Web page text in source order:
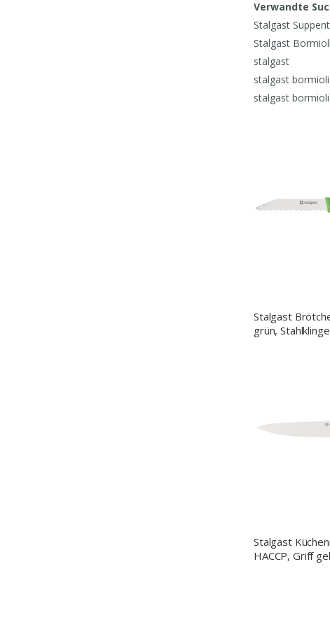
Verwandte
Stalgast
Stalgast
stalgast
stalgast
stalgast
Stalgast
grün,
Stalgast
HACCP, Griff